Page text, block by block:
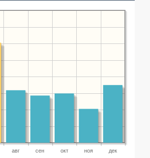
авг сен окт ноя дек